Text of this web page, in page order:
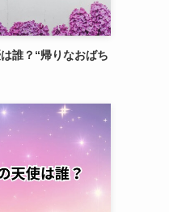
誰？“帰りなおばち